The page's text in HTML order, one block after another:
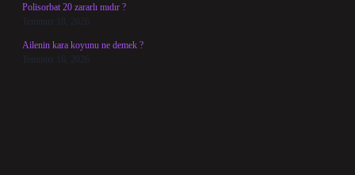
Polisorbat 20 zararlı mıdır ?
Temmuz 18, 2026
Ailenin kara koyunu ne demek ?
Temmuz 16, 2026